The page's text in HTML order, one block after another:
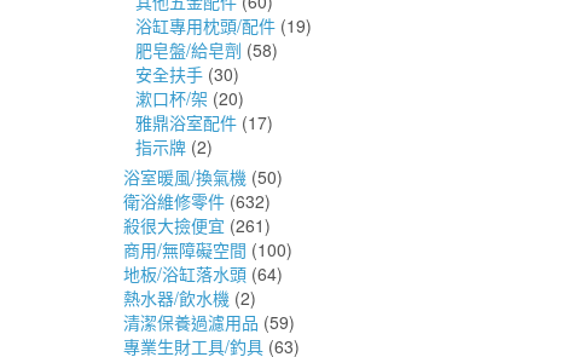
浴缸專用枕頭/配件 (19)
肥皂盤/給皂劑 (58)
安全扶手 (30)
漱口杯/架 (20)
雅鼎浴室配件 (17)
指示牌 (2)
浴室暖風/換氣機 (50)
衛浴維修零件 (632)
殺很大撿便宜 (261)
商用/無障礙空間 (100)
地板/浴缸落水頭 (64)
熱水器/飲水機 (2)
清潔保養過濾用品 (59)
專業生財工具/釣具 (63)